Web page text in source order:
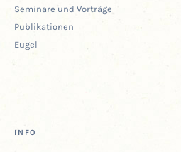
Semi­na­re und Vorträge
Publi­ka­tio­nen
Eugel
INFO